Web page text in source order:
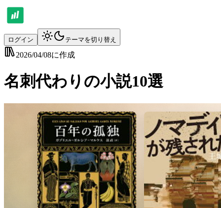
ログイン テーマを切り替え
2026/04/08に作成
名刺代わりの小説10選